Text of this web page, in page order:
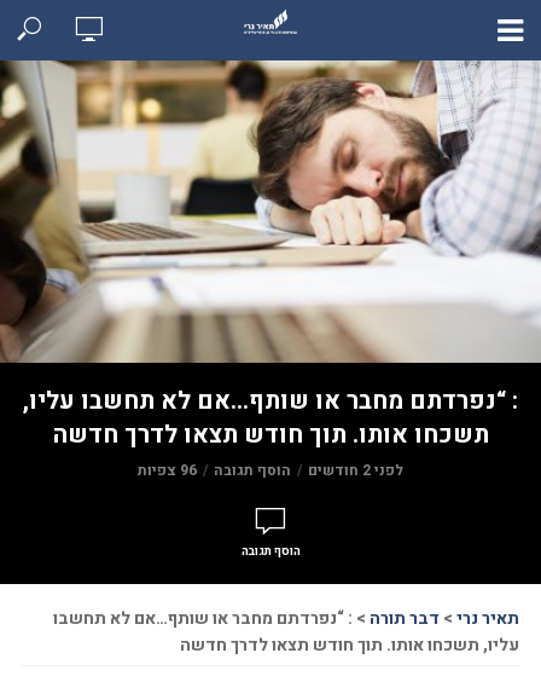
: “נפרדתם מחבר או שותף…אם לא תחשבו עליו,
תשכחו אותו. תוך חודש תצאו לדרך חדשה
לפני 2 חודשים הוסף תגובה 96 צפיות
הוסף תגובה
תאיר נרי> דבר תורה > : “נפרדתם מחבר או שותף…אם לא תחשבו
עליו, תשכחו אותו. תוך חודש תצאו לדרך חדשה